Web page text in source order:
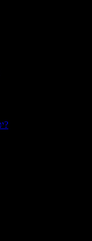
האם Google Docs יכול להקריא לי טקסט?